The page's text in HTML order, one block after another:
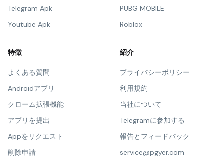
Telegram Apk
Youtube Apk
PUBG MOBILE
Roblox
特徴
よくある質問
Androidアプリ
クローム拡張機能
アプリを提出
Appをリクエスト
削除申請
紹介
プライバシーポリシー
利用規約
当社について
Telegramに参加する
報告とフィードバック
service@pgyer.com